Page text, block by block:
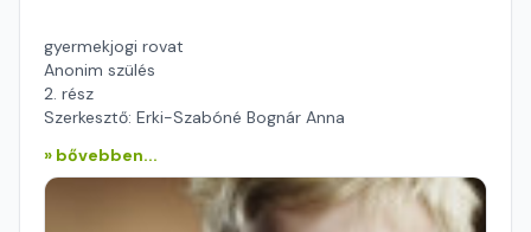
gyermekjogi rovat
Anonim szülés
2. rész
Szerkesztő: Erki-Szabóné Bognár Anna
» bővebben...